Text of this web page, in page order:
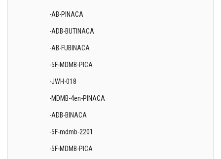
-AB-PINACA
-ADB-BUTINACA
-AB-FUBINACA
-5F-MDMB-PICA
-JWH-018
-MDMB-4en-PINACA
-ADB-BINACA
-5F-mdmb-2201
-5F-MDMB-PICA